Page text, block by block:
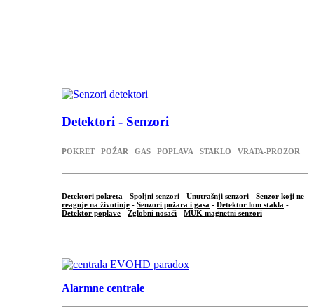
Detektori - Senzori
POKRET POŽAR GAS POPLAVA STAKLO VRATA-PROZOR
Detektori pokreta - Spoljni senzori - Unutrašnji senzori - Senzor koji ne
reaguje na životinje - Senzori požara i gasa - Detektor lom stakla -
Detektor poplave - Zglobni nosači - MUK magnetni senzori
Alarmne centrale